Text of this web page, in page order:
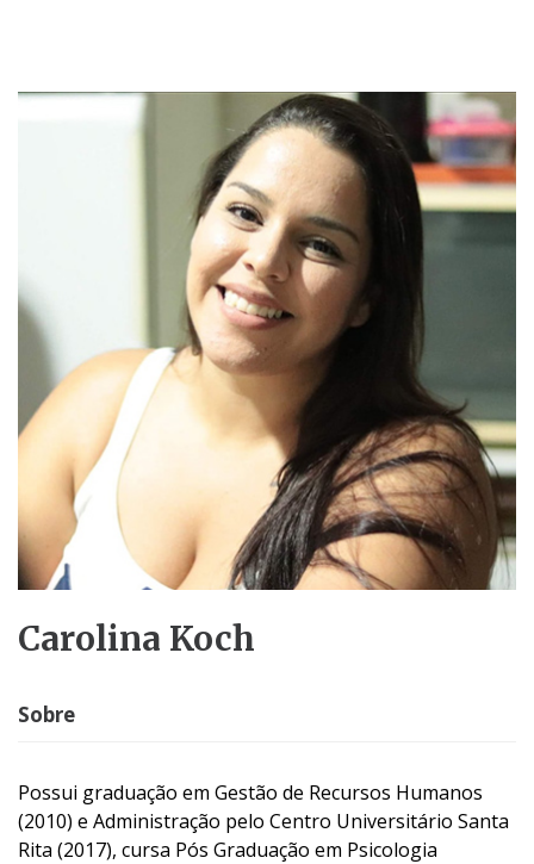
Carolina Koch
Sobre
Possui graduação em Gestão de Recursos Humanos
(2010) e Administração pelo Centro Universitário Santa
Rita (2017), cursa Pós Graduação em Psicologia